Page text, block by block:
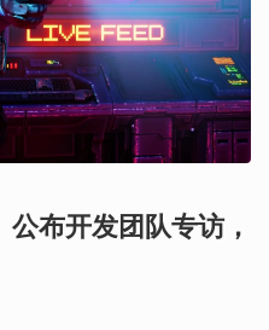
公布开发团队专访，